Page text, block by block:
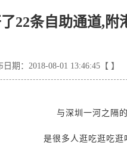
22条自助通道,附
日期：2018-08-01 13:46:45【 】
与深圳一河之隔
是很多人逛吃逛吃逛